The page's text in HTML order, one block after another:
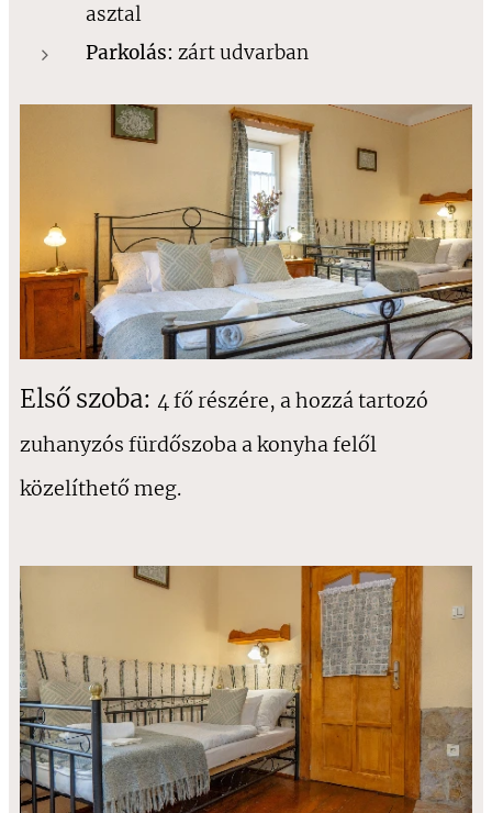
asztal
Parkolás: zárt udvarban
Első szoba: 4 fő részére, a hozzá tartozó
zuhanyzós fürdőszoba a konyha felől
közelíthető meg.